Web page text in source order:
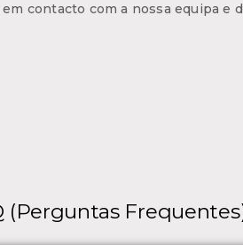
contacto com a nossa equipa e
(Perguntas